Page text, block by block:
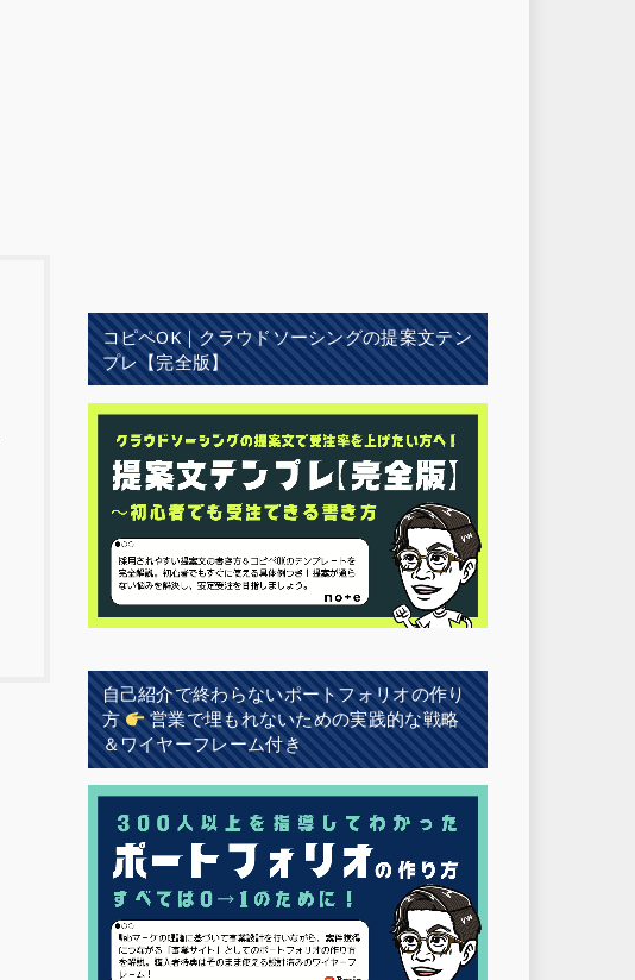
コピペOK｜クラウドソーシングの提案文テン
プレ【完全版】
自己紹介で終わらないポートフォリオの作り
方
営業で埋もれないための実践的な戦略
＆ワイヤーフレーム付き